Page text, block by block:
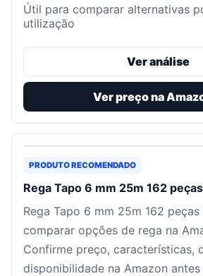
Útil para comparar alternativas
utilização
Ver análise
Ver preço na
PRODUTO RECOMENDADO
Rega Tapo 6 mm 25m 162 peças
Rega Tapo 6 mm 25m 162
comparar opções de rega na
Confirme preço, características,
disponibilidade na Amazon